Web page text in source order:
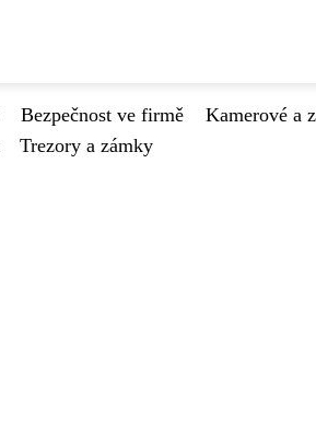
Bezpečnost ve firmě Kamerové a
Trezory a zámky